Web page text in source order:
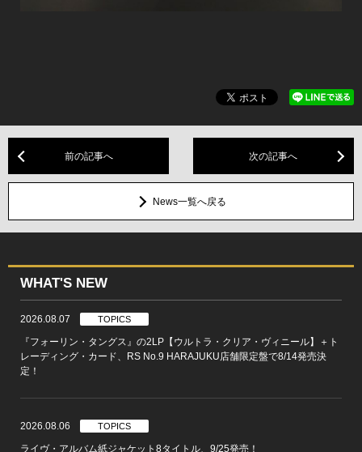
前の記事へ 次の記事へ
News一覧へ戻る
WHAT'S NEW
2026.08.07 TOPICS
『フォーリン・タングス』の2LP【ウルトラ・クリア・ヴィニール】＋ト
レーディング・カード、RS No.9 HARAJUKU店舗限定盤で8/14発売決
定！
2026.08.06 TOPICS
ライヴ・アルバム紙ジャケット8タイトル、9/25発売！